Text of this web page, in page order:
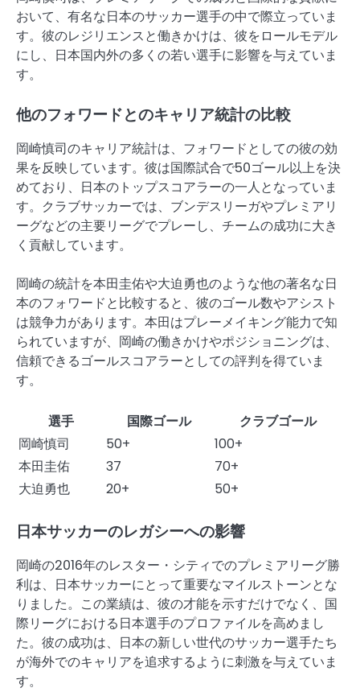
おいて、有名な日本のサッカー選手の中で際立っていま
す。彼のレジリエンスと働きかけは、彼をロールモデル
にし、日本国内外の多くの若い選手に影響を与えていま
す。
他のフォワードとのキャリア統計の比較
岡崎慎司のキャリア統計は、フォワードとしての彼の効
果を反映しています。彼は国際試合で50ゴール以上を決
めており、日本のトップスコアラーの一人となっていま
す。クラブサッカーでは、ブンデスリーガやプレミアリ
ーグなどの主要リーグでプレーし、チームの成功に大き
く貢献しています。
岡崎の統計を本田圭佑や大迫勇也のような他の著名な日
本のフォワードと比較すると、彼のゴール数やアシスト
は競争力があります。本田はプレーメイキング能力で知
られていますが、岡崎の働きかけやポジショニングは、
信頼できるゴールスコアラーとしての評判を得ていま
す。
選手 国際ゴール
クラブゴール
岡崎慎司
50+
100+
本田圭佑
37
70+
大迫勇也
20+ 50+
日本サッカーのレガシーへの影響
岡崎の2016年のレスター・シティでのプレミアリーグ勝
利は、日本サッカーにとって重要なマイルストーンとな
りました。この業績は、彼の才能を示すだけでなく、国
際リーグにおける日本選手のプロファイルを高めまし
た。彼の成功は、日本の新しい世代のサッカー選手たち
が海外でのキャリアを追求するように刺激を与えていま
す。